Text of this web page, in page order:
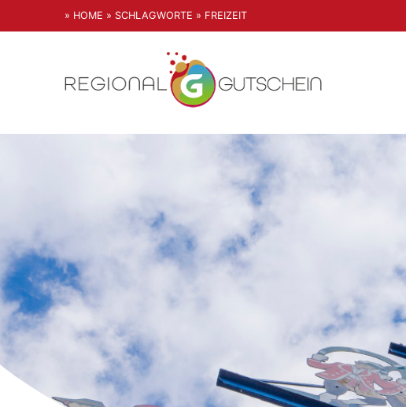
» HOME » SCHLAGWORTE » FREIZEIT